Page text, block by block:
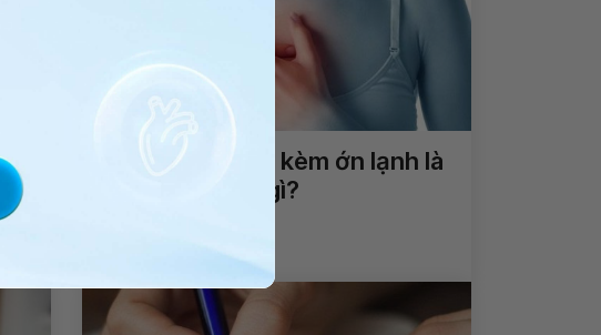
Đau vú, sốt nhẹ kèm ớn lạnh là
dấu hiệu bệnh gì?